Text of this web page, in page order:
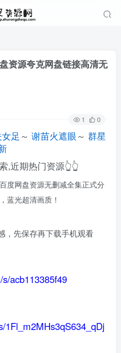
资源夸克网盘链接高清无
1 0
足 ～ 谢苗火遮眼～ 群星
,近期热门资源👆👆
度网盘资源无删减全集正式分
蓝光超清画质！
，先保存再下载手机观看
acb113385f49
1Fl_m2MHs3qS634_qDj